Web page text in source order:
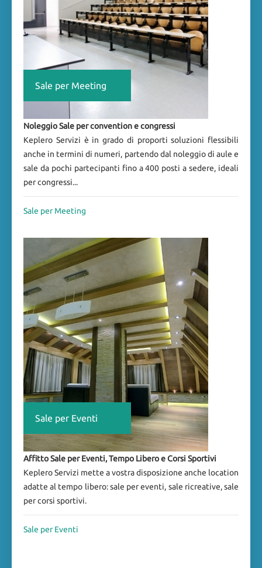
Sale per Meeting
Noleggio Sale per convention e congressi
Keplero Servizi è in grado di proporti soluzioni flessibili
anche in termini di numeri, partendo dal noleggio di aule e
sale da pochi partecipanti fino a 400 posti a sedere, ideali
per congressi...
Sale per Meeting
Sale per Eventi
Affitto Sale per Eventi, Tempo Libero e Corsi Sportivi
Keplero Servizi mette a vostra disposizione anche location
adatte al tempo libero: sale per eventi, sale ricreative, sale
per corsi sportivi.
Sale per Eventi